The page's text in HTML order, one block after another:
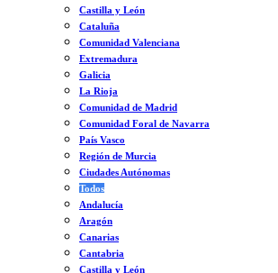
Castilla y León
Cataluña
Comunidad Valenciana
Extremadura
Galicia
La Rioja
Comunidad de Madrid
Comunidad Foral de Navarra
País Vasco
Región de Murcia
Ciudades Autónomas
Todos
Andalucía
Aragón
Canarias
Cantabria
Castilla y León